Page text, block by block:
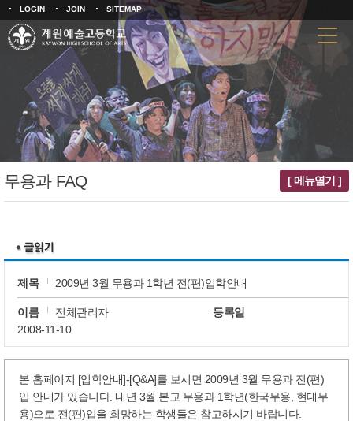
LOGIN JOIN SITEMAP
무용과 FAQ [ 메뉴열기 ]
제목 2009년 3월 무용과 1학년 전(편)입학안내
이름 전체관리자
등록일
2008-11-10
본 홈페이지 [입학안내]-[Q&A]를 보시면 2009년 3월 무용과 전(편)
입 안내가 있습니다. 내년 3월 본교 무용과 1학년(한국무용, 현대무
용)으로 전(편)입을 희망하는 학생들은 참고하시기 바랍니다.